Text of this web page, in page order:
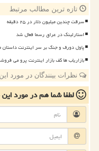
تازه ترین مطالب مرتبط
سرقت چندین میلیون دلار در ۲۵ دقیقه
استارلینک در عراق رسما فعال شد
پاول دورف و جنگ بر سر اینترنت داستان
بازاریاب ها کف بازار اینترنت پرو می
نظرات بینندگان در مورد
لطفا شما همدر مورد